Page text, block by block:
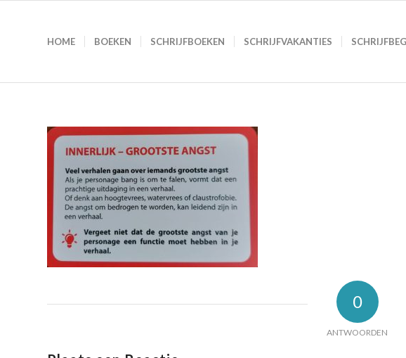
HOME BOEKEN SCHRIJFBOEKEN SCHRIJFVAKANTIES
0
ANTWOORDEN